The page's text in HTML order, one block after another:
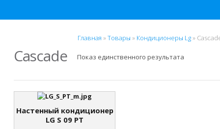
Главная »Товары » Кондиционеры Lg»
Cascade Показ единственного результата
Настенный кондиционер
LG S 09 PT